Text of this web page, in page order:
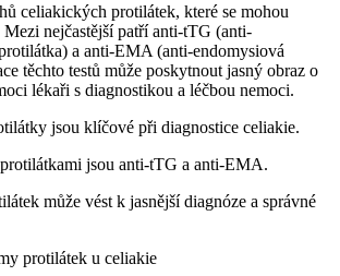
celiakických protilátek, které se mohou
nejčastější⁢ patří anti-tTG ⁢(anti-
a​ anti-EMA ⁤(anti-endomysiová
těchto testů může poskytnout jasný obraz o
‍lékaři s ⁣diagnostikou‌ a léčbou nemoci.
jsou klíčové při diagnostice celiakie.
jsou anti-tTG a anti-EMA.
může vést k‌ jasnější diagnóze a správné